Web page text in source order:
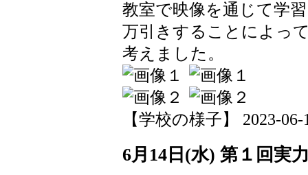
教室で映像を通じて学
万引きすることによっ
考えました。
【学校の様子】 2023-
6月14日(水) 第１回実